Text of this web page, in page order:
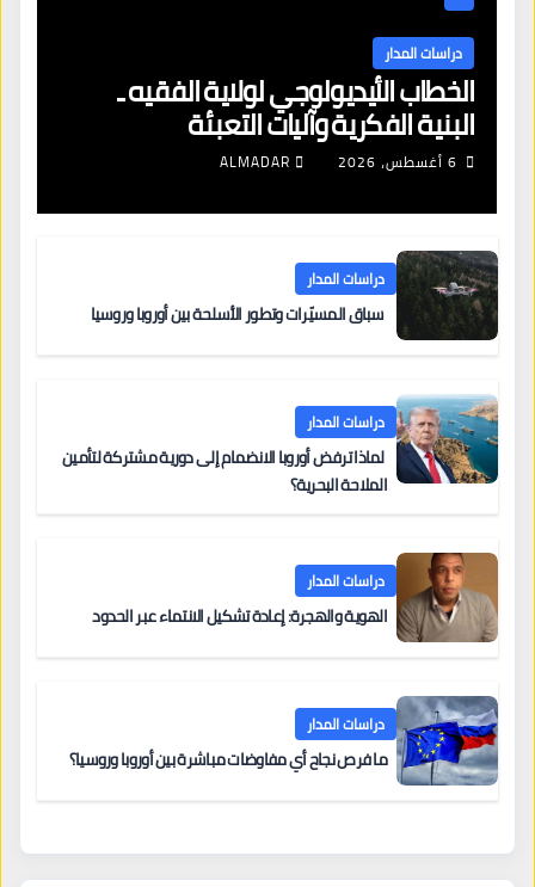
دراسات المدار
الخطاب الأيديولوجي لولاية الفقيه ـ
البنية الفكرية وآليات التعبئة
6 أغسطس، 2026 ALMADAR
دراسات المدار
سباق المسيّرات وتطور الأسلحة بين أوروبا وروسيا
دراسات المدار
لماذا ترفض أوروبا الانضمام إلى دورية مشتركة لتأمين
الملاحة البحرية؟
دراسات المدار
الهوية والهجرة: إعادة تشكيل الانتماء عبر الحدود
دراسات المدار
ما فرص نجاح أي مفاوضات مباشرة بين أوروبا وروسيا؟